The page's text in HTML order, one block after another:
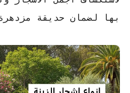
بها لضمان حديقة